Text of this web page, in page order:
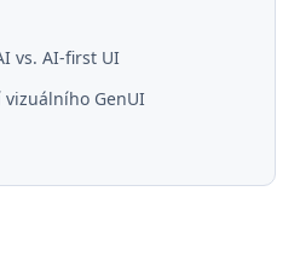
vs. AI-first UI
vizuálního GenUI